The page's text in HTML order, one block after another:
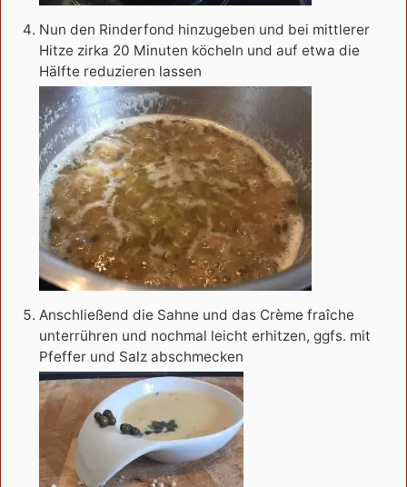
Nun den Rinderfond hinzugeben und bei mittlerer
Hitze zirka 20 Minuten köcheln und auf etwa die
Hälfte reduzieren lassen
Anschließend die Sahne und das Crème fraîche
unterrühren und nochmal leicht erhitzen, ggfs. mit
Pfeffer und Salz abschmecken